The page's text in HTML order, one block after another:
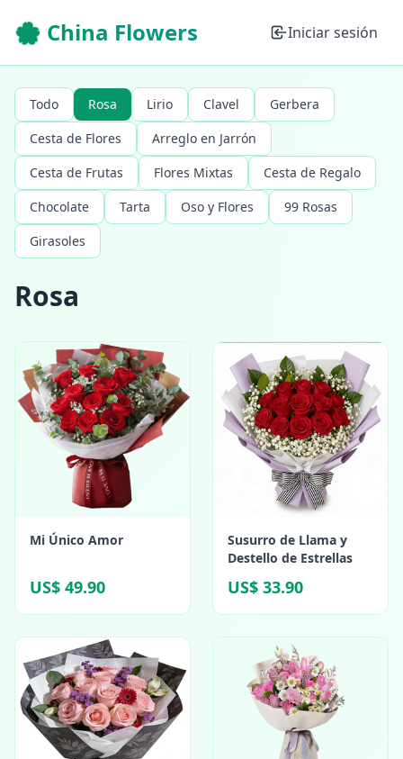
🌸 China Flowers Iniciar sesión
Todo Rosa Lirio Clavel
Gerbera
Cesta de Flores
Arreglo en Jarrón
Cesta de Frutas
Flores Mixtas
Cesta de Regalo
Chocolate
Tarta Oso y Flores
99 Rosas
Girasoles
Rosa
Mi Único Amor
US$ 49.90
Susurro de Llama y
Destello de Estrellas
US$ 33.90